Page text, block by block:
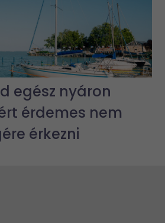
egész nyáron
érdemes nem
érkezni